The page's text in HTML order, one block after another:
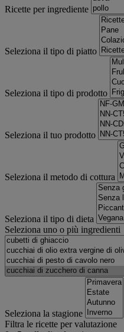
Ricette per ingrediente
Seleziona il tipo di piatto
Seleziona il tipo di prodotto
Seleziona il tuo prodotto
Seleziona il metodo di cottura
Seleziona il tipo di dieta
Seleziona uno o più ingredienti
Seleziona la stagione
Filtra le ricette per valutazione